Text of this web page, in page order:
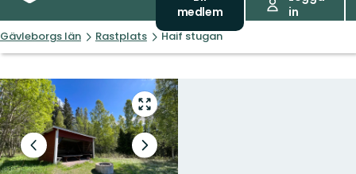
medlem
in
Gävleborgs län Rastplats Haif stugan
Gå
till
helskärmsläge
Föregående
bild
Nästa
bildspel